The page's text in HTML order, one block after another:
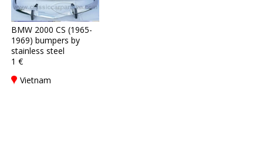
BMW 2000 CS (1965-
1969) bumpers by
stainless steel
1 €
Vietnam